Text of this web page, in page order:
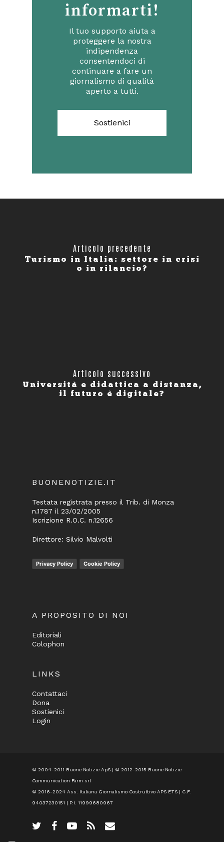
informarti!
Il tuo supporto aiuta a
proteggere la nostra
indipendenza
consentendoci di
continuare a fare un
giornalismo di qualità
aperto a tutti.
Sostienici
Articolo precedente
Turismo in Italia: settore in crisi
o in rilancio?
Articolo successivo
Università e didattica a distanza,
il futuro è digitale?
BUONENOTIZIE.IT
Testata registrata presso il Trib. di Monza
n.1787 il 23/02/2005
Iscrizione R.O.C. n.12656
Direttore: Silvio Malvolti
Privacy Policy Cookie Policy
A PROPOSITO DI NOI
Editoriali
Colophon
LINKS
Contattaci
Dona
Sostienici
Login
© 2004-2011 Buone Notizie ApS | © 2012-2015 Buone Notizie
Communication Farm srl
© 2016-2024 Ass. Italiana Giornalismo Costruttivo APS ETS | C.F.
94037230151 | P.I. 11999680967